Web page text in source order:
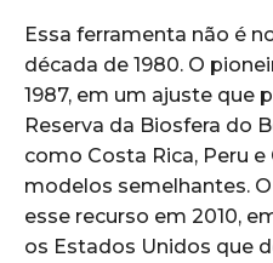
Essa ferramenta não é
década de 1980. O
1987, em um ajuste que
Reserva da Biosfera do
como Costa Rica, Peru
modelos semelhantes.
esse recurso em 2010,
os Estados Unidos que